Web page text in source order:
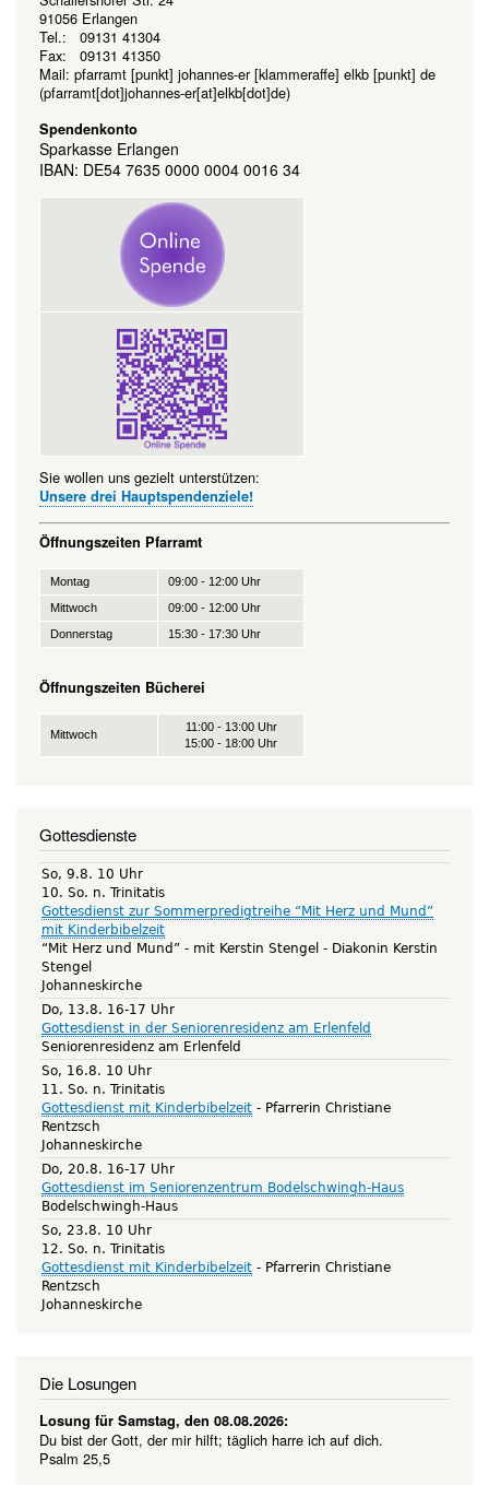
91056 Erlangen
Tel.: 09131 41304
Fax: 09131 41350
Mail: pfarramt [punkt] johannes-er [klammeraffe] elkb [punkt] de
(pfarramt[dot]johannes-er[at]elkb[dot]de)
Spendenkonto
Sparkasse Erlangen
IBAN: DE54 7635 0000 0004 0016 34
Sie wollen uns gezielt unterstützen:
Unsere drei Hauptspendenziele!
Öffnungszeiten Pfarramt
Montag
09:00 - 12:00 Uhr
Mittwoch
09:00 - 12:00 Uhr
Donnerstag
15:30 - 17:30 Uhr
Öffnungszeiten Bücherei
Mittwoch
11:00 - 13:00 Uhr
15:00 - 18:00 Uhr
Gottesdienste
So, 9.8. 10 Uhr
10. So. n. Trinitatis
Gottesdienst zur Sommerpredigtreihe “Mit Herz und Mund”
mit Kinderbibelzeit
“Mit Herz und Mund” - mit Kerstin Stengel
Diakonin Kerstin
Stengel
Johanneskirche
Do, 13.8. 16-17 Uhr
Gottesdienst in der Seniorenresidenz am Erlenfeld
Seniorenresidenz am Erlenfeld
So, 16.8. 10 Uhr
11. So. n. Trinitatis
Gottesdienst mit Kinderbibelzeit
Pfarrerin Christiane
Rentzsch
Johanneskirche
Do, 20.8. 16-17 Uhr
Gottesdienst im Seniorenzentrum Bodelschwingh-Haus
Bodelschwingh-Haus
So, 23.8. 10 Uhr
12. So. n. Trinitatis
Gottesdienst mit Kinderbibelzeit
Pfarrerin Christiane
Rentzsch
Johanneskirche
Die Losungen
Losung für Samstag, den 08.08.2026:
Du bist der Gott, der mir hilft; täglich harre ich auf dich.
Psalm 25,5